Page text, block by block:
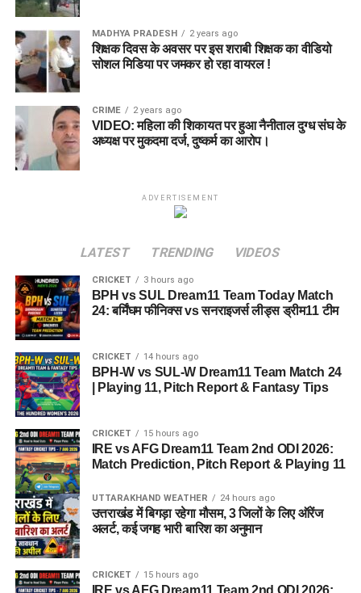
MADHYA PRADESH 2 years ago
शिक्षक दिवस के अवसर पर इस शराबी शिक्षक का वीडियो
सोशल मिडिया पर जमकर हो रहा वायरल !
CRIME 2 years ago
VIDEO: महिला की शिकायत पर हुआ नैनीताल दुग्ध संघ के
अध्यक्ष पर मुकदमा दर्ज, दुष्कर्म का आरोप।
ADVERTISEMENT
LATEST TRENDING VIDEOS
CRICKET 3 hours ago
BPH vs SUL Dream11 Team Today Match
24: बर्मिंघम फीनिक्स vs सनराइजर्स लीड्स ड्रीम11 टीम
CRICKET 14 hours ago
BPH-W vs SUL-W Dream11 Team Match 24
| Playing 11, Pitch Report & Fantasy Tips
CRICKET 15 hours ago
IRE vs AFG Dream11 Team 2nd ODI 2026:
Match Prediction, Pitch Report & Playing 11
UTTARAKHAND WEATHER 24 hours ago
उत्तराखंड में बिगड़ा रहेगा मौसम, 3 जिलों के लिए ऑरेंज
अलर्ट, कई जगह भारी बारिश का अनुमान
CRICKET 15 hours ago